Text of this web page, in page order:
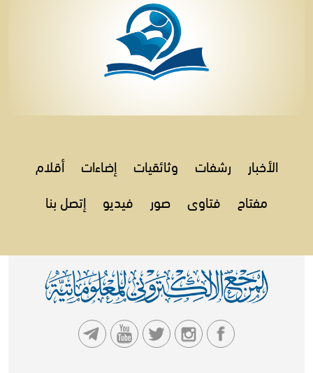
الأخبار رشفات وثائقيات إضاءات
أقلام
مفتاح
فتاوى صور فيديو إتصل بنا